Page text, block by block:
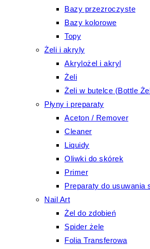
Bazy przezroczyste
Bazy kolorowe
Topy
Żeli i akryly
Akrylożel i akryl
Żeli
Żeli w butelce (Bottle
Płyny i preparaty
Aceton / Remover
Cleaner
Liquidy
Oliwki do skórek
Primer
Preparaty do usuwania
Nail Art
Żel do zdobień
Spider żele
Folia Transferowa